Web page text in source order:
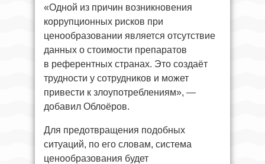
«Одной из причин возникновения
коррупционных рисков при
ценообразовании является отсутствие
данных о стоимости препаратов
в референтных странах. Это создаёт
трудности у сотрудников и может
привести к злоупотреблениям», —
добавил Облоёров.
Для предотвращения подобных
ситуаций, по его словам, система
ценообразования будет